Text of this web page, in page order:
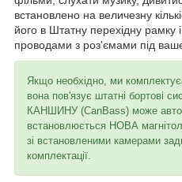
встановлено на величезну
його в Штатну перехідну
проводами з роз'ємами під
Якщо необхідно, ми
вона пов'язує штатні бортові
КАНШИНУ (CanBass) може
встановлюється НОВА
зі встановленими камерами
комплектації.